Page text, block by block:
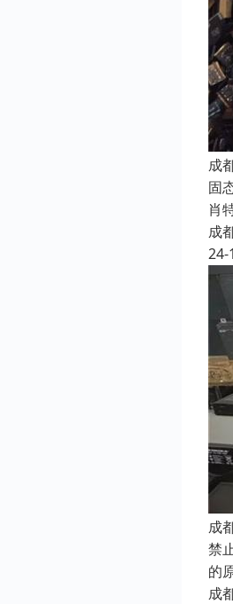
成
固
肖
成
24-
成
禁
的
成